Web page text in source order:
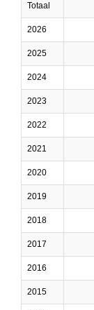
Totaal
2026
2025
2024
2023
2022
2021
2020
2019
2018
2017
2016
2015